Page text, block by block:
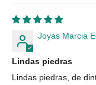
Joyas Marcia
Lindas piedras
Lindas piedras, de